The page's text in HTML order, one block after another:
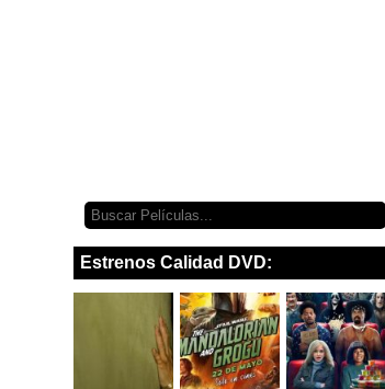
Estrenos Calidad DVD: